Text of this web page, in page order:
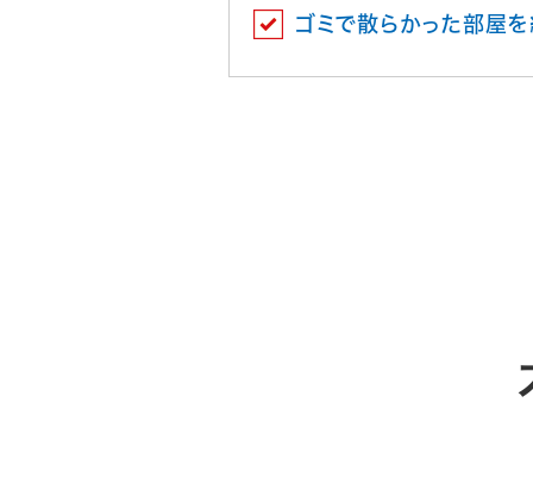
ゴミで散らかった部屋